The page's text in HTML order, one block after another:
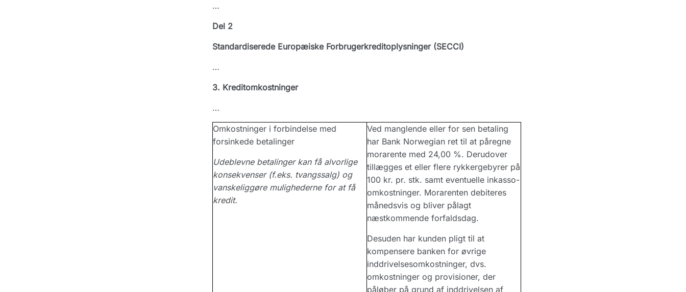
…
Del 2
Standardiserede Europæiske Forbrugerkreditoplysninger (SECCI)
…
3. Kreditomkostninger
…
Omkostninger i forbindelse med
forsinkede betalinger
Udeblevne betalinger kan få alvorlige
konsekvenser (f.eks. tvangssalg) og
vanskeliggøre mulighederne for at få
kredit.
Ved manglende eller for sen betaling
har Bank Norwegian ret til at påregne
morarente med 24,00 %. Derudover
tillægges et eller flere rykkergebyrer på
100 kr. pr. stk. samt eventuelle inkasso-
omkostninger. Morarenten debiteres
månedsvis og bliver pålagt
næstkommende forfaldsdag.
Desuden har kunden pligt til at
kompensere banken for øvrige
inddrivelsesomkostninger, dvs.
omkostninger og provisioner, der
påløber på grund af inddrivelsen af